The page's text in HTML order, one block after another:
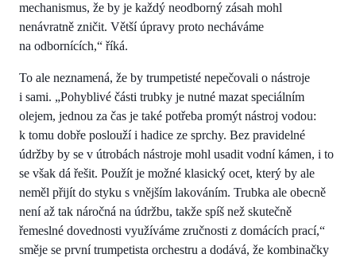
mechanismus, že by je každý neodborný zásah mohl
nenávratně zničit. Větší úpravy proto necháváme
na odbornících,“ říká.
To ale neznamená, že by trumpetisté nepečovali o nástroje
i sami. „Pohyblivé části trubky je nutné mazat speciálním
olejem, jednou za čas je také potřeba promýt nástroj vodou:
k tomu dobře poslouží i hadice ze sprchy. Bez pravidelné
údržby by se v útrobách nástroje mohl usadit vodní kámen, i to
se však dá řešit. Použít je možné klasický ocet, který by ale
neměl přijít do styku s vnějším lakováním. Trubka ale obecně
není až tak náročná na údržbu, takže spíš než skutečně
řemeslné dovednosti využíváme zručnosti z domácích prací,“
směje se první trumpetista orchestru a dodává, že kombinačky